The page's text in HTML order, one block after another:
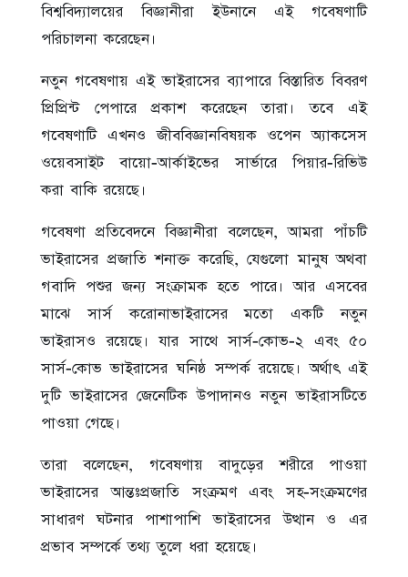
বিশ্ববিদ্যালয়ের বিজ্ঞানীরা ইউনানে এই গবেষণাটি
পরিচালনা করেছেন।
নতুন গবেষণায় এই ভাইরাসের ব্যাপারে বিস্তারিত বিবরণ
প্রিপ্রিন্ট পেপারে প্রকাশ করেছেন তারা। তবে এই
গবেষণাটি এখনও জীববিজ্ঞানবিষয়ক ওপেন অ্যাকসেস
ওয়েবসাইট বায়ো-আর্কাইভের সার্ভারে পিয়ার-রিভিউ
করা বাকি রয়েছে।
গবেষণা প্রতিবেদনে বিজ্ঞানীরা বলেছেন, আমরা পাঁচটি
ভাইরাসের প্রজাতি শনাক্ত করেছি, যেগুলো মানুষ অথবা
গবাদি পশুর জন্য সংক্রামক হতে পারে। আর এসবের
মাঝে সার্স করোনাভাইরাসের মতো একটি নতুন
ভাইরাসও রয়েছে। যার সাথে সার্স-কোভ-২ এবং ৫০
সার্স-কোভ ভাইরাসের ঘনিষ্ঠ সম্পর্ক রয়েছে। অর্থাৎ এই
দুটি ভাইরাসের জেনেটিক উপাদানও নতুন ভাইরাসটিতে
পাওয়া গেছে।
তারা বলেছেন, গবেষণায় বাদুড়ের শরীরে পাওয়া
ভাইরাসের আন্তঃপ্রজাতি সংক্রমণ এবং সহ-সংক্রমণের
সাধারণ ঘটনার পাশাপাশি ভাইরাসের উত্থান ও এর
প্রভাব সম্পর্কে তথ্য তুলে ধরা হয়েছে।